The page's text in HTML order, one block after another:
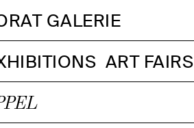
GALERIE
ART FAIRS